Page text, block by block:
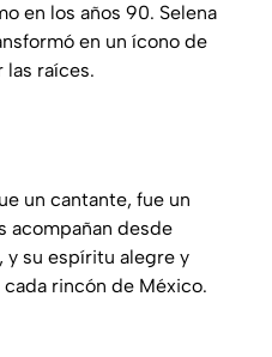
en los años 90. Selena
en un ícono de
raíces.
un cantante, fue un
acompañan desde
y su espíritu alegre y
rincón de México.